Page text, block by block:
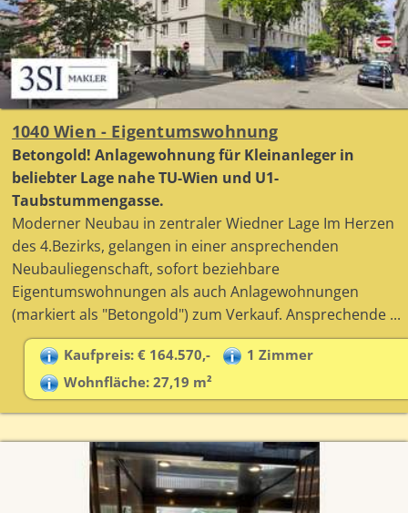
1040 Wien - Eigentumswohnung
Betongold! Anlagewohnung für Kleinanleger in
beliebter Lage nahe TU-Wien und U1-
Taubstummengasse.
Moderner Neubau in zentraler Wiedner Lage Im Herzen
des 4.Bezirks, gelangen in einer ansprechenden
Neubauliegenschaft, sofort beziehbare
Eigentumswohnungen als auch Anlagewohnungen
(markiert als "Betongold") zum Verkauf. Ansprechende ...
Kaufpreis: € 164.570,-
1 Zimmer
Wohnfläche: 27,19 m²